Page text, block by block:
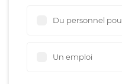
Du personnel
Un emploi